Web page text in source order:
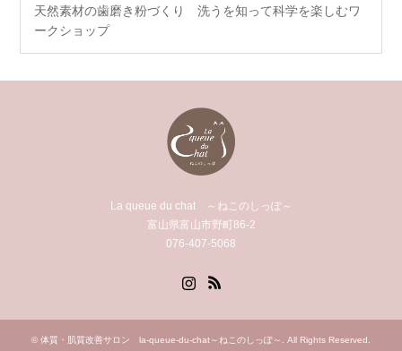
天然素材の歯磨き粉づくり 洗うを知って科学を楽しむワ
ークショップ
La queue du chat ～ねこのしっぽ～
富山県富山市野町86-2
076-407-5068
© 体質・肌質改善サロン la-queue-du-chat～ねこのしっぽ～ . All Rights Reserved.